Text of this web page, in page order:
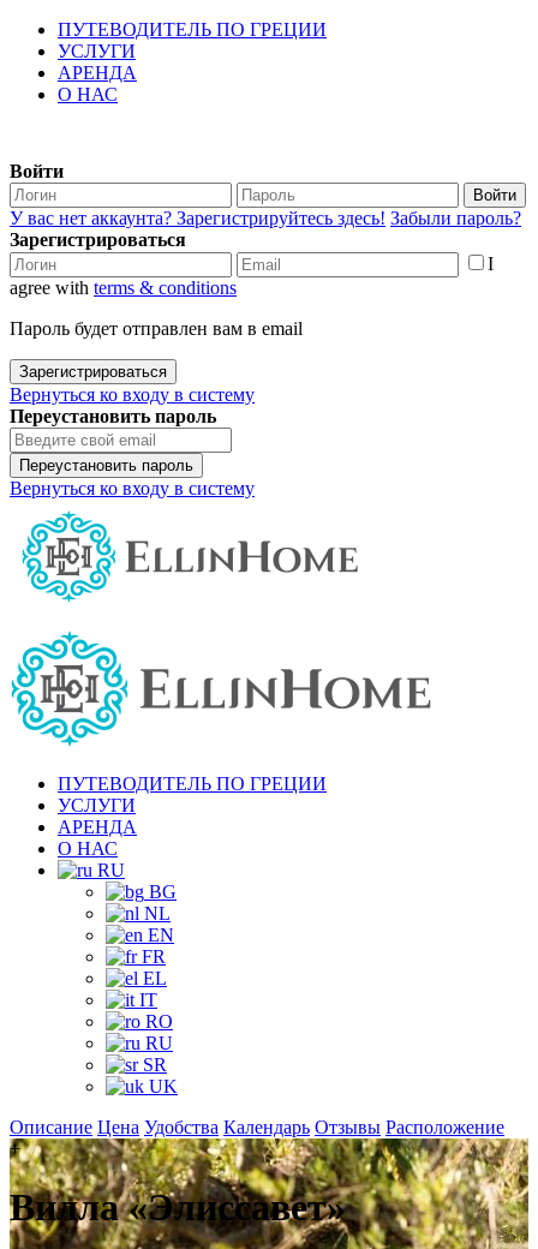
ПУТЕВОДИТЕЛЬ ПО ГРЕЦИИ
УСЛУГИ
АРЕНДА
О НАС
Войти
Войти
У вас нет аккаунта? Зарегистрируйтесь здесь! Забыли пароль?
Зарегистрироваться
I
agree with terms & conditions
Пароль будет отправлен вам в email
Зарегистрироваться
Вернуться ко входу в систему
Переустановить пароль
Переустановить пароль
Вернуться ко входу в систему
ПУТЕВОДИТЕЛЬ ПО ГРЕЦИИ
УСЛУГИ
АРЕНДА
О НАС
RU
BG
NL
EN
FR
EL
IT
RO
RU
SR
UK
Описание Цена Удобства Календарь Отзывы Расположение
+
Вилла «Элиссавет»